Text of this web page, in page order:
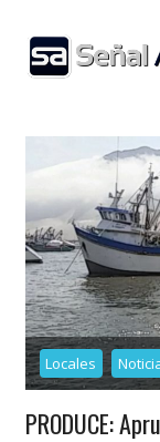
content
Locales
PRODUCE: